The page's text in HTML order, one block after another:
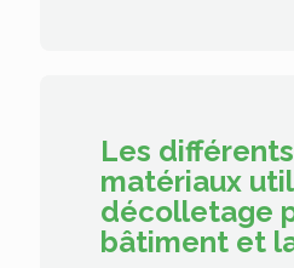
Les différents
matériaux
décolletage
bâtiment et